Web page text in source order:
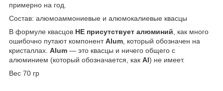
примерно на год.
Состав: алюмоаммониевые и алюмокалиевые квасцы
В формуле квасцов НЕ присутствует алюминий , как много
ошибочно путают компонентAlum , который обозначен на
кристаллах. Alum — это квасцы и ничего общего с
алюминием (который обозначается, как Al) не имеет.
Вес 70 гр